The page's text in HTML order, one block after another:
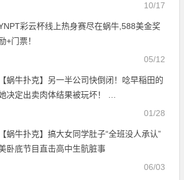
10/17
彩云杯线上热身赛尽在蜗牛,588美金奖
+门票！
05/12
【蜗牛扑克】另一半公司快倒闭！唸早稲田的
决定出卖肉体结果被玩坏！ …
01/28
【蜗牛扑克】搞大女同学肚子“全班没人承认”
卧底节目直击高中生骯脏事
06/03